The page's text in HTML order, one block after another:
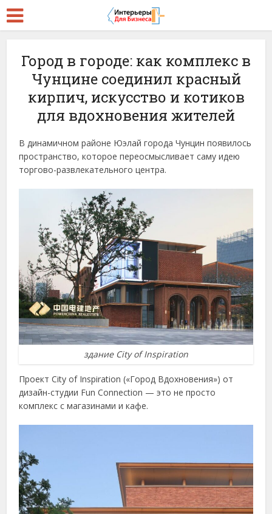
Город в городе: как комплекс в
Чунцине соединил красный
кирпич, искусство и котиков
для вдохновения жителей
В динамичном районе Юэлай города Чунцин появилось
пространство, которое переосмысливает саму идею
торгово-развлекательного центра.
здание City of Inspiration
Проект City of Inspiration («Город Вдохновения») от
дизайн-студии Fun Connection — это не просто
комплекс с магазинами и кафе.